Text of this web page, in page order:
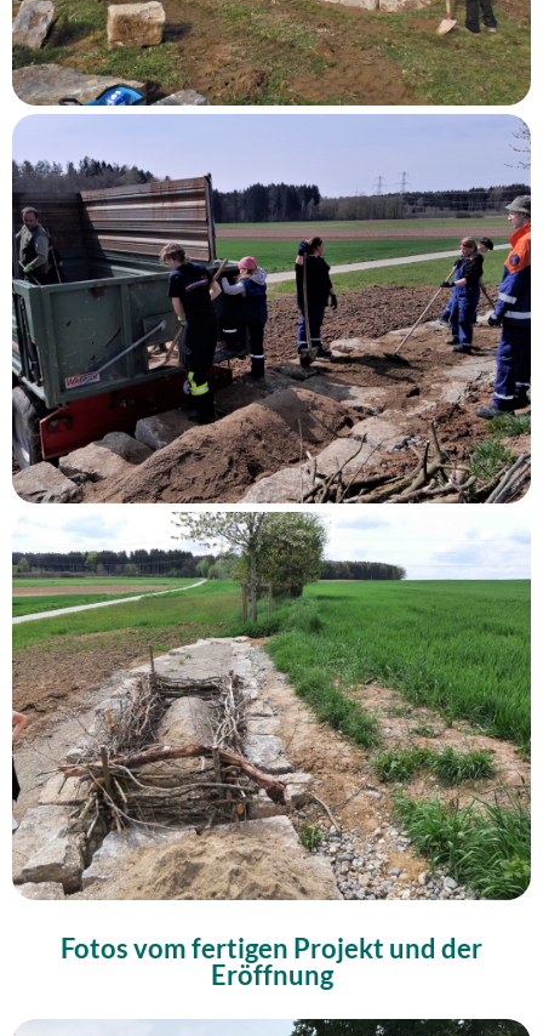
Fotos vom fertigen Projekt und der
Eröffnung